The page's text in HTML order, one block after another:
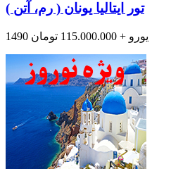
تور ایتالیا یونان ( رم، آتن )
1490 یورو + 115.000.000 تومان